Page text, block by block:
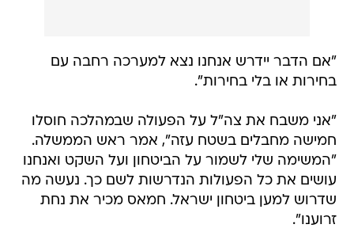
"אם הדבר יידרש אנחנו נצא למערכה רחבה עם
בחירות או בלי בחירות".
"אני משבח את צה"ל על הפעולה שבמהלכה חוסלו
חמישה מחבלים בשטח עזה", אמר ראש הממשלה.
"המשימה שלי לשמור על הביטחון ועל השקט ואנחנו
עושים את כל הפעולות הנדרשות לשם כך. נעשה מה
שדרוש למען ביטחון ישראל. חמאס מכיר את נחת
זרוענו".